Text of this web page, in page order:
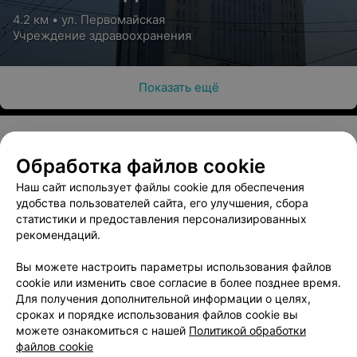
области коленного сустава
и нижней трети бедра
нижней трети голени
Цена по запросу
Вакуумный массаж
Вакуумный массаж
воротниковой зоны
Цена по запросу
Вакуумный массаж
Цена по запросу
Вакуумный массаж
пояснично-крестцовой
области
центр
4.2 км • ул. Первомайская
Учреждение здравоохранения
Показать ещё
О проекте Новости проекта
Размещение рекламы
Медицинский маркетинг
Публичный договор
Пользовательское соглашение
Способы оплаты
Написать в поддержку
Персональные настройки cookie
Обработка персональных данных
Обработка файлов cookie
Наш сайт использует файлы cookie для обеспечения
удобства пользователей сайта, его улучшения, сбора
статистики и предоставления персонализированных
рекомендаций.
Вы можете настроить параметры использования файлов
cookie или изменить свое согласие в более позднее время.
Для получения дополнительной информации о целях,
сроках и порядке использования файлов cookie вы
можете ознакомиться с нашей Политикой обработки
файлов cookie